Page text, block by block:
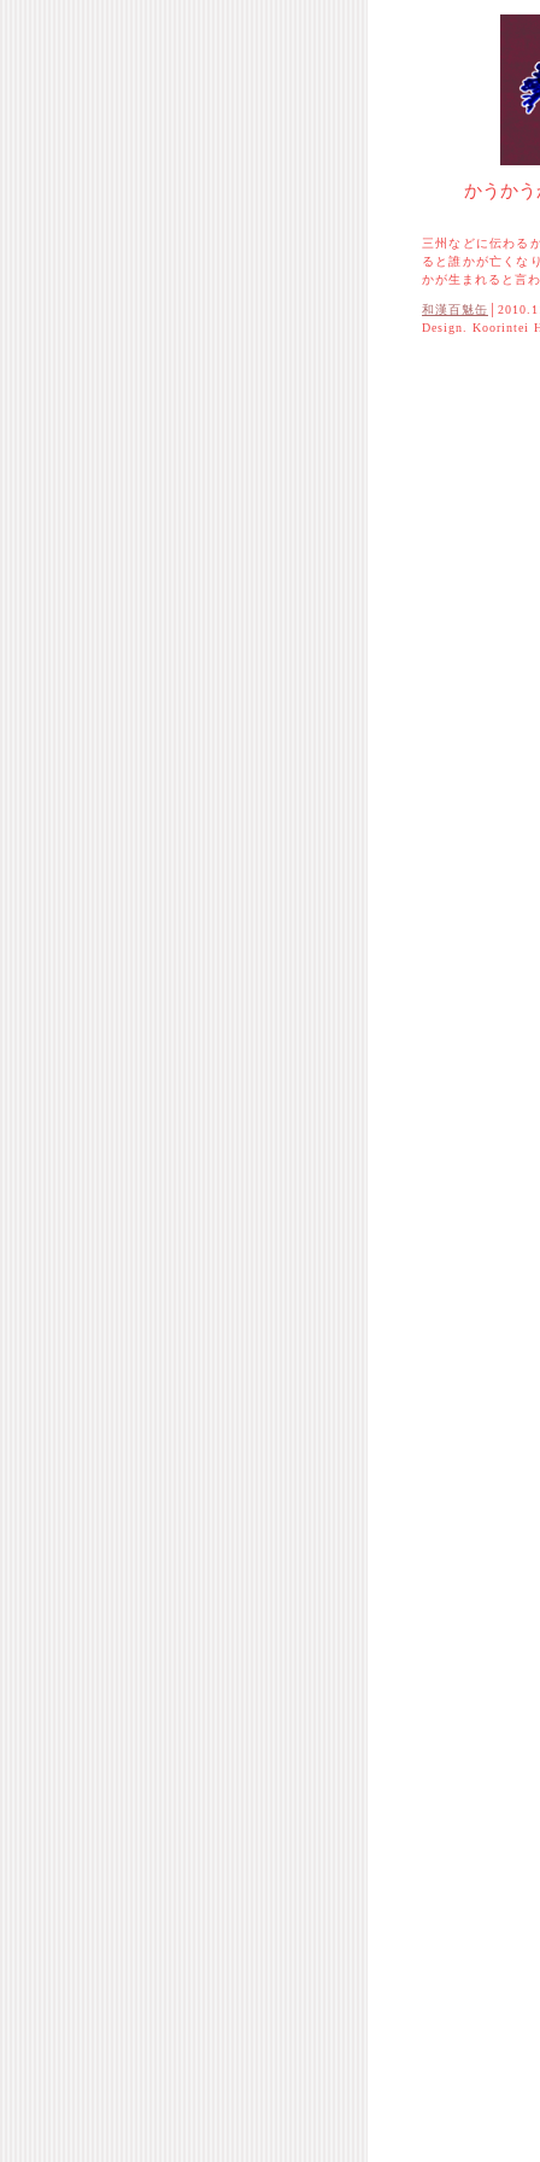
かうか
三州などに伝わる
ると誰かが亡くな
かが生まれると言
和漢百魅缶
Design. Koorintei